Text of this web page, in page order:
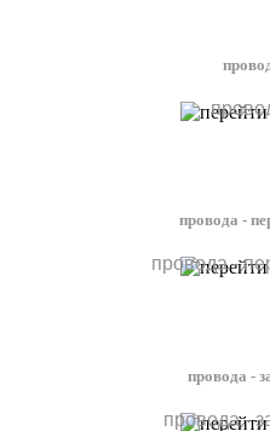
провода -
провода -
провода -
провода -